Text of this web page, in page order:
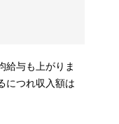
給与も上がりま
につれ収入額は